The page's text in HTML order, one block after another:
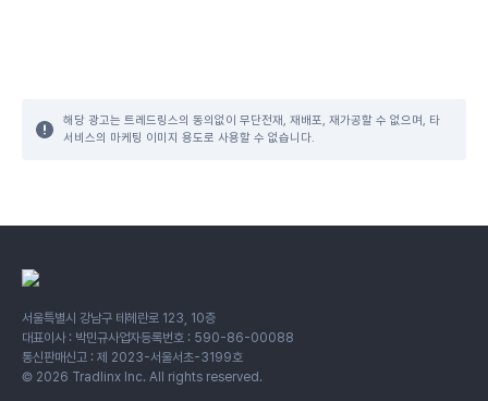
해당 광고는 트레드링스의 동의없이 무단전재, 재배포, 재가공할 수 없으며, 타
서비스의 마케팅 이미지 용도로 사용할 수 없습니다.
서울특별시 강남구 테헤란로 123, 10층
대표이사 : 박민규사업자등록번호 : 590-86-00088
통신판매신고 : 제 2023-서울서초-3199호
© 2026 Tradlinx Inc. All rights reserved.